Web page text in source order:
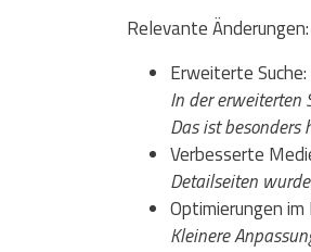
Relevante Änderungen:
Erweiterte
In der erweiterten
Das ist
Verbesserte
Detailseiten
Optimierungen
Kleinere